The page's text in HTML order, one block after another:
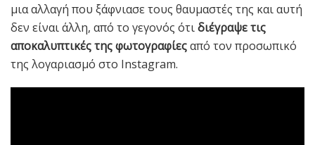
μια αλλαγή που ξάφνιασε τους θαυμαστές της και αυτή
δεν είναι άλλη, από το γεγονός ότιδιέγραψε τις
αποκαλυπτικές της φωτογραφίεςαπό τον προσωπικό
της λογαριασμό στο Instagram.